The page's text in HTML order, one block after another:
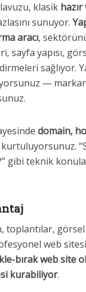
klasik
sunuyor.
aracı,
sayfa yapısı,
sağlıyor.
—
domain,
gibi teknik
web
bırak web site
kurabiliyor.